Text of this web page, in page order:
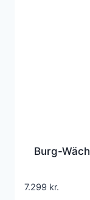
Burg-
7.299 kr.